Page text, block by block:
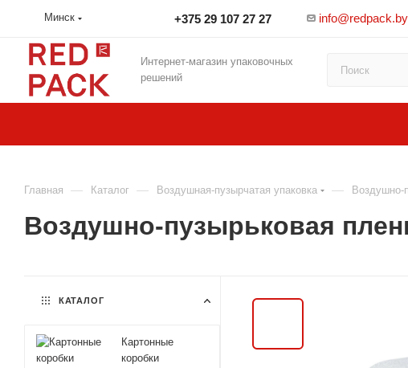
Минск +375 29 107 27 27 info@redpack.by
Интернет-магазин упаковочных
решений
Главная — Каталог — Воздушная-пузырчатая упаковка — Воздушно-
Воздушно-пузырьковая
КАТАЛОГ
Картонные
коробки